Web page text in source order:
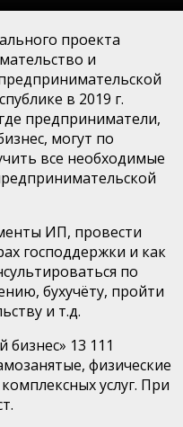
проекта
и
в 2019 г.
предприниматели,
могут по
все необходимые
ИП, провести
господдержки и как
по
бухучёту, пройти
и т.д.
13 111
физические
услуг. При